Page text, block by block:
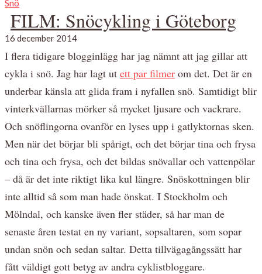
Snö
FILM: Snöcykling i Göteborg
16 december 2014
I flera tidigare blogginlägg har jag nämnt att jag gillar att
cykla i snö. Jag har lagt ut ett par filmer om det. Det är en
underbar känsla att glida fram i nyfallen snö. Samtidigt blir
vinterkvällarnas mörker så mycket ljusare och vackrare.
Och snöflingorna ovanför en lyses upp i gatlyktornas sken.
Men när det börjar bli spårigt, och det börjar tina och frysa
och tina och frysa, och det bildas snövallar och vattenpölar
– då är det inte riktigt lika kul längre. Snöskottningen blir
inte alltid så som man hade önskat. I Stockholm och
Mölndal, och kanske även fler städer, så har man de
senaste åren testat en ny variant, sopsaltaren, som sopar
undan snön och sedan saltar. Detta tillvägagångssätt har
fått väldigt gott betyg av andra cyklistbloggare.